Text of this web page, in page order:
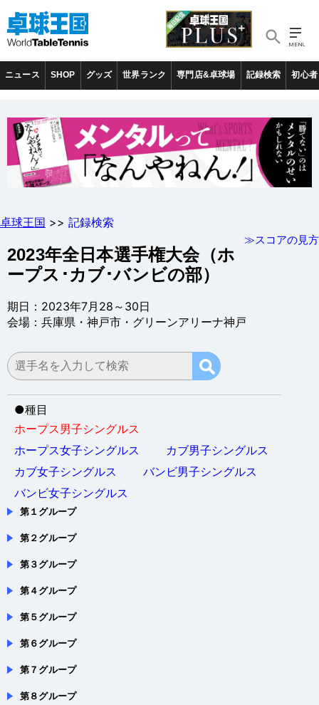
ニュース SHOP グッズ 世界ランク 専門店&卓球場 記録検索 初心者
2023年全日本選手権大会（ホ
ープス･カブ･バンビの部）
期日：2023年7月28～30日
会場：兵庫県・神戸市・グリーンアリーナ神戸
ホープス男子シングルス
ホープス女子シングルス
カブ女子シングルス
バンビ男子シングルス
バンビ女子シングルス
第１グループ
第２グループ
第３グループ
第４グループ
第５グループ
第６グループ
第７グループ
第８グループ
第９グループ